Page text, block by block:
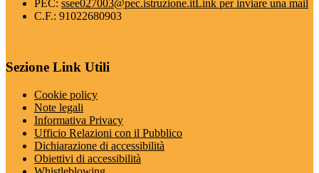
PEC: ssee027003@pec.istruzione.itLink per inviare una mail
C.F.: 91022680903
Sezione Link Utili
Cookie policy
Note legali
Informativa Privacy
Ufficio Relazioni con il Pubblico
Dichiarazione di accessibilità
Obiettivi di accessibilità